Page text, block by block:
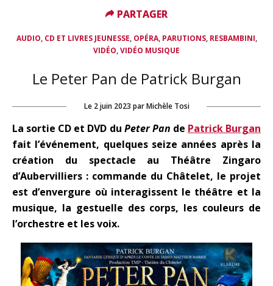
AUDIO, CD ET LIVRES JEUNESSE, OPÉRA, PARUTIONS, RESBAMBINI,
VIDÉO,VIDÉO MUSIQUE
Le Peter Pan de Patrick Burgan
Le 2 juin 2023 par Michèle Tosi
La sortie CD et DVD du Peter Pan de Patrick Burgan
fait l’événement, quelques seize années après la
création du spectacle au Théâtre Zingaro
d’Aubervilliers : commande du Châtelet, le projet
est d’envergure où interagissent le théâtre et la
musique, la gestuelle des corps, les couleurs de
l’orchestre et les voix.
PARTAGER
PARTAGER